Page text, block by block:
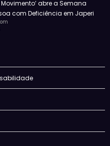
abre a Semana
com Deficiência em Japeri